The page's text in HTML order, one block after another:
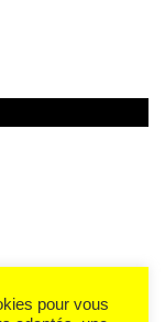
pour vous